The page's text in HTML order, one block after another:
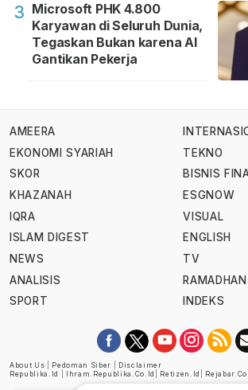
3 Microsoft PHK 4.800
Karyawan di Seluruh Dunia,
Tegaskan Bukan karena AI
Gantikan Pekerja
AMEERA
EKONOMI SYARIAH
SKOR
KHAZANAH
IQRA
ISLAM DIGEST
NEWS
ANALISIS
SPORT
TEKNO
BISNIS
ESGNOW
VISUAL
ENGLISH
TV
RAMADHAN
INDEKS
About Us Pedoman Siber
Disclaimer
Republika.id
Ihram.republika.co.id Retizen.id